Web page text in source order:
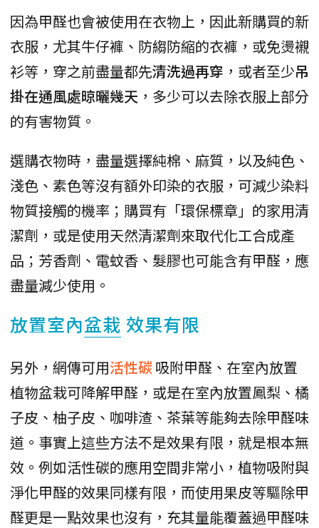
因為甲醛也會被使用在衣物上，因此新購買的新
衣服，尤其牛仔褲、防縐防縮的衣褲，或免燙襯
衫等，穿之前盡量都先清洗過再穿 ，或者至少吊
掛在通風處晾曬幾天 ，多少可以去除衣服上部分
的有害物質。
選購衣物時，盡量選擇純棉、麻質，以及純色、
淺色、素色等沒有額外印染的衣服，可減少染料
物質接觸的機率；購買有「環保標章」的家用清
潔劑，或是使用天然清潔劑來取代化工合成產
品；芳香劑、電蚊香、髮膠也可能含有甲醛，應
盡量減少使用。
放置室內盆栽 效果有限
另外，網傳可用活性碳吸附甲醛、在室內放置
植物盆栽可降解甲醛，或是在室內放置鳳梨、橘
子皮、柚子皮、咖啡渣、茶葉等能夠去除甲醛味
道。事實上這些方法不是效果有限，就是根本無
效。例如活性碳的應用空間非常小，植物吸附與
淨化甲醛的效果同樣有限，而使用果皮等驅除甲
醛更是一點效果也沒有，充其量能覆蓋過甲醛味